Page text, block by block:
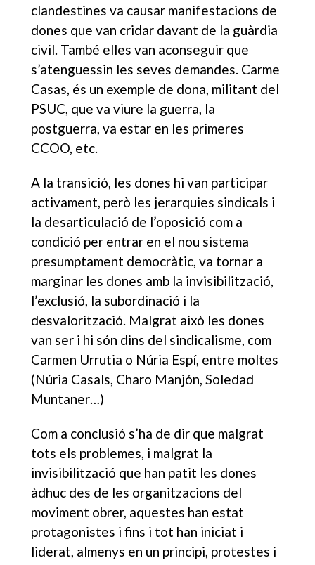
clandestines va causar manifestacions de
dones que van cridar davant de la guàrdia
civil. També elles van aconseguir que
s’atenguessin les seves demandes. Carme
Casas, és un exemple de dona, militant del
PSUC, que va viure la guerra, la
postguerra, va estar en les primeres
CCOO, etc.
A la transició, les dones hi van participar
activament, però les jerarquies sindicals i
la desarticulació de l’oposició com a
condició per entrar en el nou sistema
presumptament democràtic, va tornar a
marginar les dones amb la invisibilització,
l’exclusió, la subordinació i la
desvalorització. Malgrat això les dones
van ser i hi són dins del sindicalisme, com
Carmen Urrutia o Núria Espí, entre moltes
(Núria Casals, Charo Manjón, Soledad
Muntaner…)
Com a conclusió s’ha de dir que malgrat
tots els problemes, i malgrat la
invisibilització que han patit les dones
àdhuc des de les organitzacions del
moviment obrer, aquestes han estat
protagonistes i fins i tot han iniciat i
liderat, almenys en un principi, protestes i